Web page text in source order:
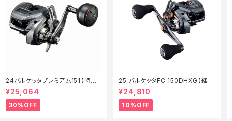
24バルケッタプレミアム151【特価
リール】【30】
¥25,064
30%OFF
25 バルケッタFC 150DHXG【継続
セール_リール】【10】
¥24,810
10%OFF